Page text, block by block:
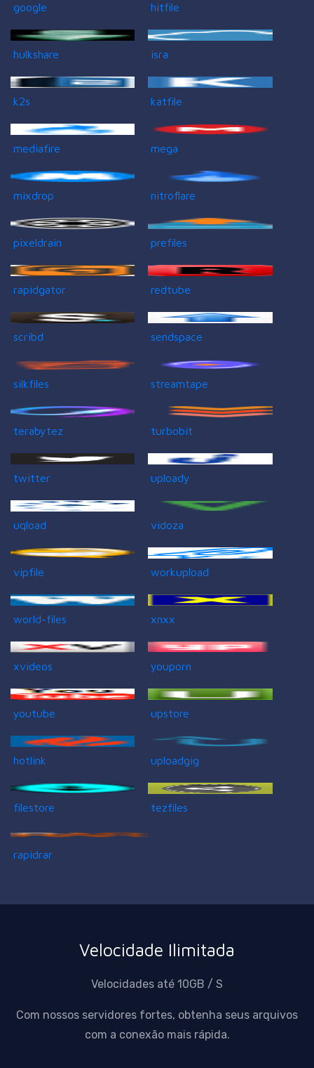
google hitfile
hulkshare isra
k2s katfile
mediafire mega
mixdrop nitroflare
pixeldrain prefiles
rapidgator redtube
scribd sendspace
silkfiles streamtape
terabytez turbobit
twitter uploady
uqload vidoza
vipfile workupload
world-files xnxx
xvideos youporn
youtube upstore
hotlink uploadgig
filestore tezfiles
rapidrar
Velocidade Ilimitada
Velocidades até 10GB / S
Com nossos servidores fortes, obtenha seus arquivos
com a conexão mais rápida.